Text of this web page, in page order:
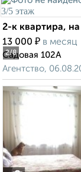
2/8
2-к квартира,
13 000 ₽ в месяц
Садовая 102А
Агентство,